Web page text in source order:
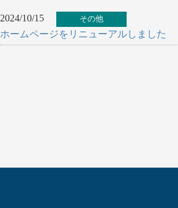
2024/10/15 その他
ホームページをリニューアルしました